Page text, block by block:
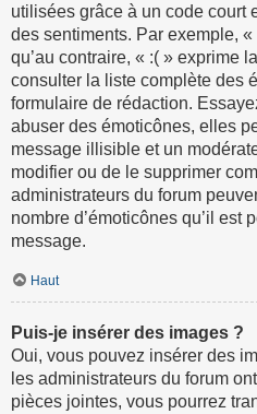
utilisées grâce à un code court
des sentiments. Par exemple,
qu’au contraire, « :( » exprime
consulter la liste complète des
formulaire de rédaction.
abuser des émoticônes, elles
message illisible et un
modifier ou de le supprimer
administrateurs du forum
nombre d’émoticônes qu’il est
message.
Haut
Puis-je insérer des images ?
Oui, vous pouvez insérer des
les administrateurs du forum
pièces jointes, vous pourrez